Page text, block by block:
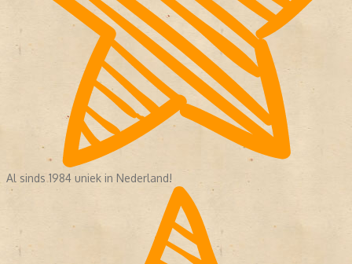
Al sinds 1984 uniek in Nederland!